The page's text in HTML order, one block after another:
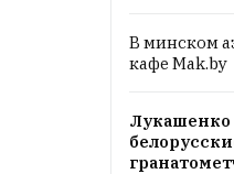
В минском
кафе Mak.by
Лукашенко